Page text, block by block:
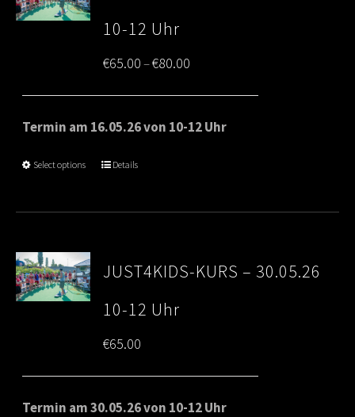
10-12 Uhr
€65.00–€80.00
range:
€65.00
Termin am 16.05.26 von 10-12 Uhr
Select options Details
JUST4KIDS-KURS – 30.05.26
10-12 Uhr
€65.00
Termin am 30.05.26 von 10-12 Uhr